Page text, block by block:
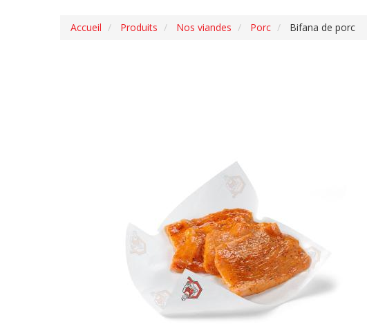
Accueil Produits Nos viandes Porc Bifana de porc